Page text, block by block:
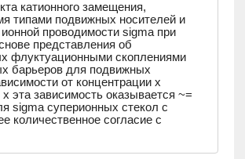
катионного замещения,
типами подвижных носителей и
проводимости sigma при
представления об
флуктуационными скоплениями
барьеров для подвижных
от концентрации x
эта зависимость оказывается ~=
sigma суперионных стекол с
количественное согласие с